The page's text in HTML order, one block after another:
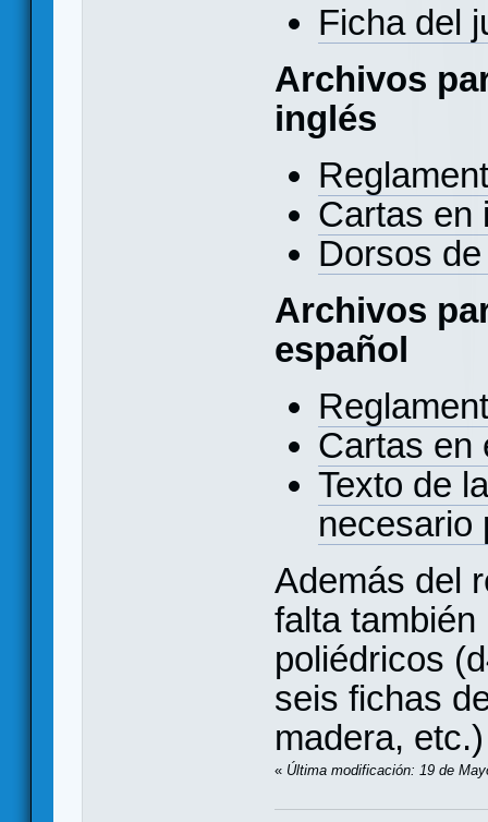
Ficha del
Archivos
inglés
Cartas en
Dorsos
Archivos
español
Cartas en
Texto de
necesario
Además del
falta
poliédricos
seis fichas
madera, etc.)
« Última modificación: 19 de